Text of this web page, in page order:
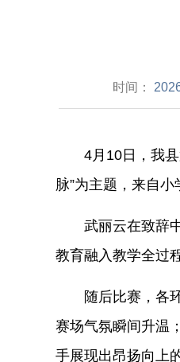
时间：
4月 10 日，我
脉”为主题，来自
武丽云在致辞
教育融入教学全过
随后比赛，各
赛场气氛瞬间升温
手展现出昂扬向上